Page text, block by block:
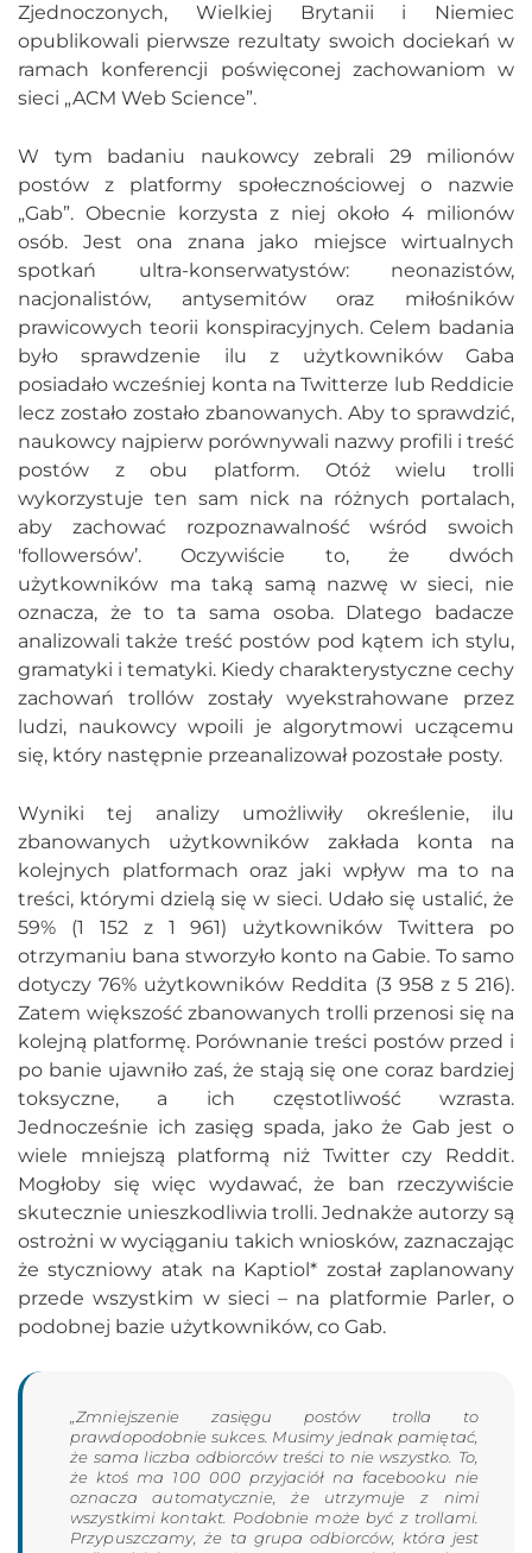
Zjednoczonych, Wielkiej Brytanii i Niemiec
opublikowali pierwsze rezultaty swoich dociekań w
ramach konferencji poświęconej zachowaniom w
sieci „ACM Web Science”.
W tym badaniu naukowcy zebrali 29 milionów
postów z platformy społecznościowej o nazwie
„Gab”. Obecnie korzysta z niej około 4 milionów
osób. Jest ona znana jako miejsce wirtualnych
spotkań ultra-konserwatystów: neonazistów,
nacjonalistów, antysemitów oraz miłośników
prawicowych teorii konspiracyjnych. Celem badania
było sprawdzenie ilu z użytkowników Gaba
posiadało wcześniej konta na Twitterze lub Reddicie
lecz zostało zostało zbanowanych. Aby to sprawdzić,
naukowcy najpierw porównywali nazwy profili i treść
postów z obu platform. Otóż wielu trolli
wykorzystuje ten sam nick na różnych portalach,
aby zachować rozpoznawalność wśród swoich
'followersów’. Oczywiście to, że dwóch
użytkowników ma taką samą nazwę w sieci, nie
oznacza, że to ta sama osoba. Dlatego badacze
analizowali także treść postów pod kątem ich stylu,
gramatyki i tematyki. Kiedy charakterystyczne cechy
zachowań trollów zostały wyekstrahowane przez
ludzi, naukowcy wpoili je algorytmowi uczącemu
się, który następnie przeanalizował pozostałe posty.
Wyniki tej analizy umożliwiły określenie, ilu
zbanowanych użytkowników zakłada konta na
kolejnych platformach oraz jaki wpływ ma to na
treści, którymi dzielą się w sieci. Udało się ustalić, że
59% (1 152 z 1 961) użytkowników Twittera po
otrzymaniu bana stworzyło konto na Gabie. To samo
dotyczy 76% użytkowników Reddita (3 958 z 5 216).
Zatem większość zbanowanych trolli przenosi się na
kolejną platformę. Porównanie treści postów przed i
po banie ujawniło zaś, że stają się one coraz bardziej
toksyczne, a ich częstotliwość wzrasta.
Jednocześnie ich zasięg spada, jako że Gab jest o
wiele mniejszą platformą niż Twitter czy Reddit.
Mogłoby się więc wydawać, że ban rzeczywiście
skutecznie unieszkodliwia trolli. Jednakże autorzy są
ostrożni w wyciąganiu takich wniosków, zaznaczając
że styczniowy atak na Kaptiol* został zaplanowany
przede wszystkim w sieci – na platformie Parler, o
podobnej bazie użytkowników, co Gab.
„Zmniejszenie zasięgu postów trolla to
prawdopodobnie sukces. Musimy jednak pamiętać,
że sama liczba odbiorców treści to nie wszystko. To,
że ktoś ma 100 000 przyjaciół na facebooku nie
oznacza automatycznie, że utrzymuje z nimi
wszystkimi kontakt. Podobnie może być z trollami.
Przypuszczamy, że ta grupa odbiorców, która jest